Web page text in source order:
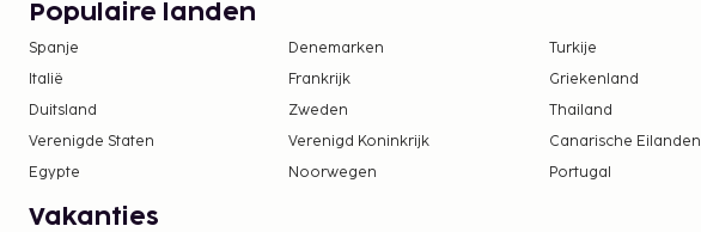
Populaire landen
Spanje Denemarken
Turkije
Italië
Frankrijk
Griekenland
Duitsland
Zweden
Thailand
Verenigde Staten
Verenigd Koninkrijk
Canarische Eilanden
Egypte
Noorwegen Portugal
Vakanties